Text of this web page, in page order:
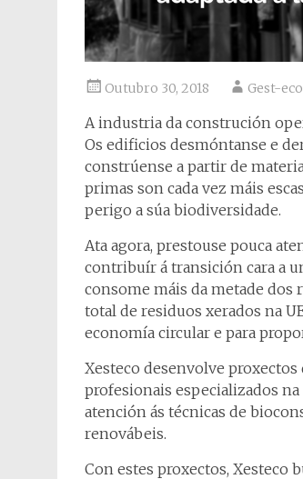
Outubro 30, 2018 Gest-eco
A industria da construción
Os edificios desmóntanse e
constrúense a partir de
primas son cada vez máis
perigo a súa biodiversidade.
Ata agora, prestouse pouca
contribuír á transición cara a
consome máis da metade
total de residuos xerados na
economía circular e para
Xesteco desenvolve
profesionais especializados
atención ás técnicas de
renovábeis.
Con estes proxectos, Xesteco